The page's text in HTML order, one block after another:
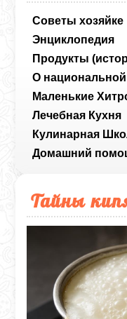
Советы хозяйке
Энциклопедия
Продукты
О национальной
Маленькие
Лечебная Кухня
Кулинарная
Домашний
Тайны